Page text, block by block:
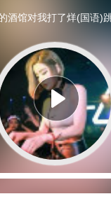
酒馆对我打了烊(国语)